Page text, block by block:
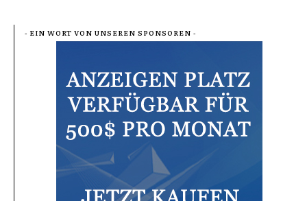
- EIN WORT VON UNSEREN SPONSOREN -